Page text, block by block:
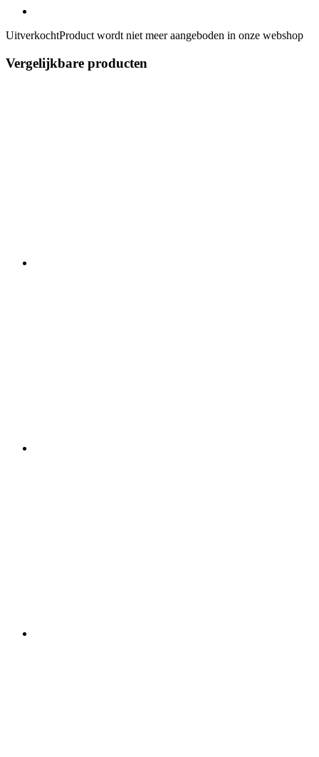
UitverkochtProduct wordt niet meer aangeboden in onze webshop
Vergelijkbare producten